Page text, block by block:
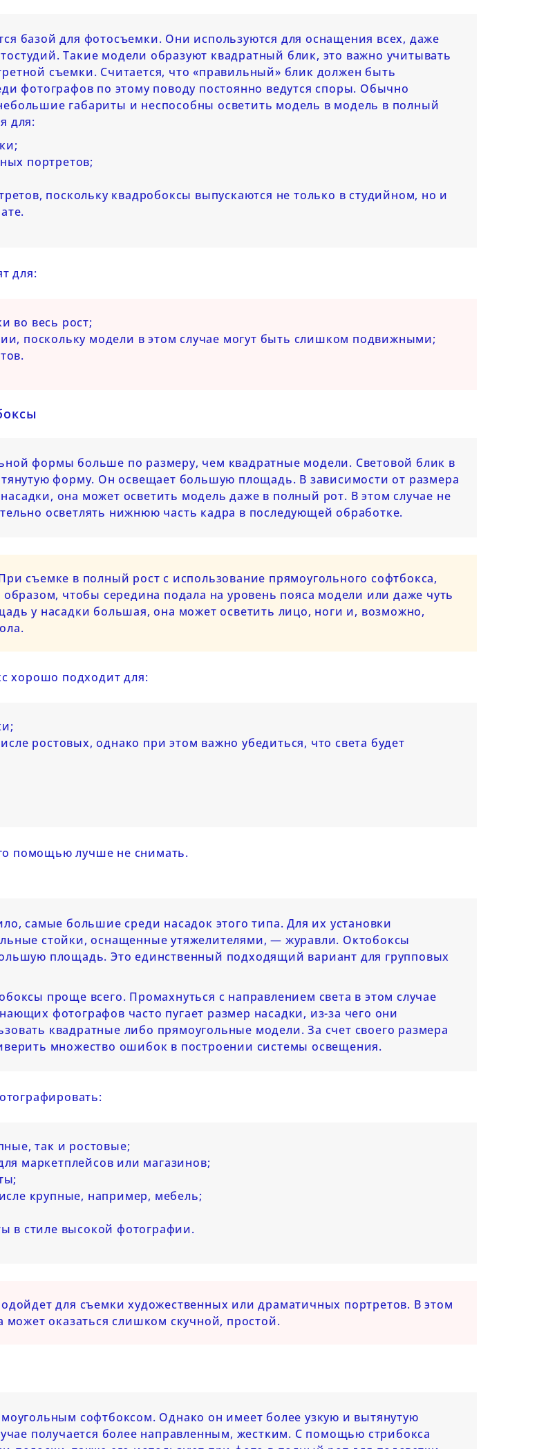
работать с
существуют, чем
далее...
Модификаторы света
для накамерных
накамерных вспышек, как
Читать далее...
Вспышка vs
или фотофонарь?
Разбираем особенности
работы с постоянным и
базой для фотосъемки. Они используются для оснащения всех, даже
Такие модели образуют квадратный блик, это важно учитывать
съемки. Считается, что «правильный» блик должен быть
фотографов по этому поводу постоянно ведутся споры. Обычно
габариты и неспособны осветить модель в модель в полный
для:
портретов;
поскольку квадробоксы выпускаются не только в студийном, но и
для:
во весь рост;
поскольку модели в этом случае могут быть слишком подвижными;
формы больше по размеру, чем квадратные модели. Световой блик в
форму. Он освещает большую площадь. В зависимости от размера
она может осветить модель даже в полный рот. В этом случае не
осветлять нижнюю часть кадра в последующей обработке.
съемке в полный рост с использование прямоугольного софтбокса,
образом, чтобы середина подала на уровень пояса модели или даже чуть
у насадки большая, она может осветить лицо, ноги и, возможно,
хорошо подходит для:
ростовых, однако при этом важно убедиться, что света будет
помощью лучше не снимать.
самые большие среди насадок этого типа. Для их установки
стойки, оснащенные утяжелителями, — журавли. Октобоксы
площадь. Это единственный подходящий вариант для групповых
проще всего. Промахнуться с направлением света в этом случае
фотографов часто пугает размер насадки, из-за чего они
квадратные либо прямоугольные модели. За счет своего размера
множество ошибок в построении системы освещения.
так и ростовые;
маркетплейсов или магазинов;
крупные, например, мебель;
в стиле высокой фотографии.
для съемки художественных или драматичных портретов. В этом
может оказаться слишком скучной, простой.
софтбоксом. Однако он имеет более узкую и вытянутую
получается более направленным, жестким. С помощью стрибокса